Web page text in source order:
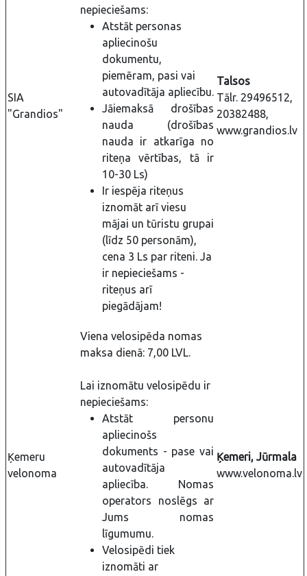
SIA
"Grandios"
nepieciešams:
Atstāt personas
apliecinošu
dokumentu,
piemēram, pasi vai
autovadītāja apliecību.
Jāiemaksā drošības
nauda (drošības
nauda ir atkarīga no
riteņa vērtības, tā ir
10-30 Ls)
Ir iespēja riteņus
iznomāt arī viesu
mājai un tūristu grupai
(līdz 50 personām),
cena 3 Ls par riteni. Ja
ir nepieciešams -
riteņus arī
piegādājam!
Talsos
Tālr. 29496512,
20382488,
www.grandios.lv
Ķemeru
velonoma
Viena velosipēda nomas
maksa dienā: 7,00 LVL.
Lai iznomātu velosipēdu ir
nepieciešams:
Atstāt personu
apliecinošs
dokuments - pase vai
autovadītāja
apliecība. Nomas
operators noslēgs ar
Jums nomas
līgumumu.
Velosipēdi tiek
iznomāti ar
Ķemeri, Jūrmala
www.velonoma.lv